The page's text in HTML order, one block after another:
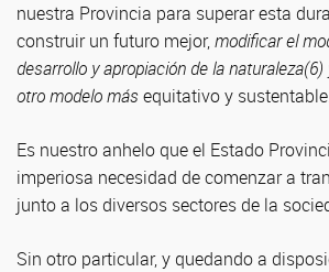
nuestra Provincia para superar esta
construir un futuro mejor,modificar el
desarrollo y apropiación de la
otro modelo másequitativo y
Es nuestro anhelo que el Estado
imperiosa necesidad de comenzar a
junto a los diversos sectores de la
Sin otro particular, y quedando a